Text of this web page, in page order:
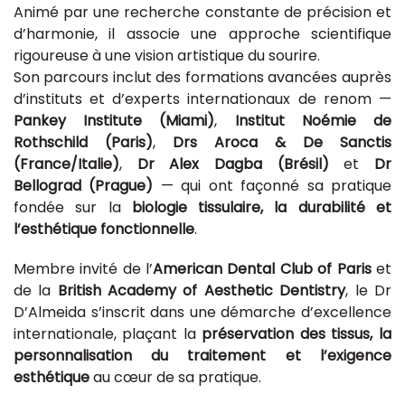
Animé par une recherche constante de précision et
d’harmonie, il associe une approche scientifique
rigoureuse à une vision artistique du sourire.
Son parcours inclut des formations avancées auprès
d’instituts et d’experts internationaux de renom —
Pankey Institute (Miami), Institut Noémie de
Rothschild (Paris), Drs Aroca & De Sanctis
(France/Italie), Dr Alex Dagba (Brésil) et Dr
Bellograd (Prague) — qui ont façonné sa pratique
fondée sur la biologie tissulaire, la durabilité et
l’esthétique fonctionnelle.
Membre invité de l’American Dental Club of Pariset
de la British Academy of Aesthetic Dentistry, le Dr
D’Almeida s’inscrit dans une démarche d’excellence
internationale, plaçant la préservation des tissus, la
personnalisation du traitement et l’exigence
esthétiqueau cœur de sa pratique.